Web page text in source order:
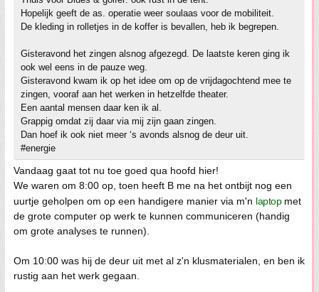
Hopelijk geeft de as. operatie weer soulaas voor de mobiliteit.
De kleding in rolletjes in de koffer is bevallen, heb ik begrepen.
Gisteravond het zingen alsnog afgezegd. De laatste keren ging ik
ook wel eens in de pauze weg.
Gisteravond kwam ik op het idee om op de vrijdagochtend mee te
zingen, vooraf aan het werken in hetzelfde theater.
Een aantal mensen daar ken ik al.
Grappig omdat zij daar via mij zijn gaan zingen.
Dan hoef ik ook niet meer ‘s avonds alsnog de deur uit.
#energie
Vandaag gaat tot nu toe goed qua hoofd hier!
We waren om 8:00 op, toen heeft B me na het ontbijt nog een
uurtje geholpen om op een handigere manier via m'n laptopmet
de grote computer op werk te kunnen communiceren (handig
om grote analyses te runnen).
Om 10:00 was hij de deur uit met al z'n klusmaterialen, en ben ik
rustig aan het werk gegaan.